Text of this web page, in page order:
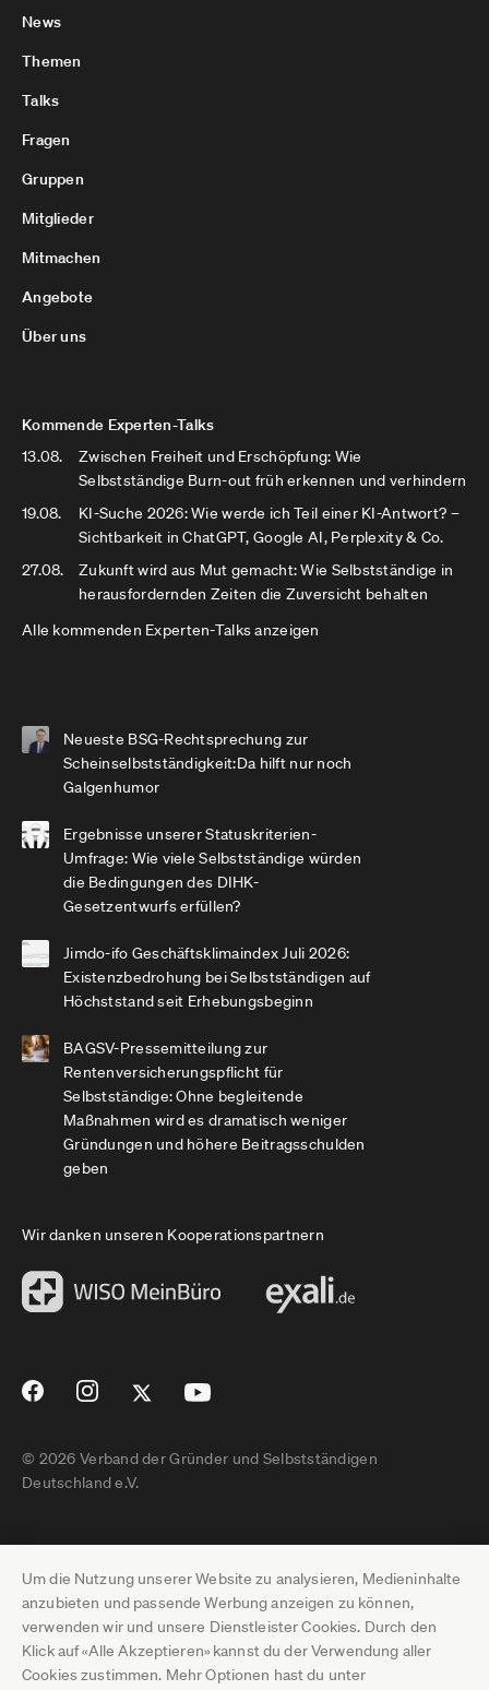
Um die Nutzung unserer Website zu analysieren, Medieninhalte
anzubieten und passende Werbung anzeigen zu können,
verwenden wir und unsere Dienstleister Cookies. Durch den
Klick auf «Alle Akzeptieren» kannst du der Verwendung aller
Cookies zustimmen. Mehr Optionen hast du unter
News
Themen
Talks
Fragen
Gruppen
Mitglieder
Mitmachen
Angebote
Über uns
Kommende Experten-Talks
13.08.
Zwischen Freiheit und Erschöpfung: Wie
Selbstständige Burn-out früh erkennen und verhindern
19.08.
KI-Suche 2026: Wie werde ich Teil einer KI-Antwort? –
Sichtbarkeit in ChatGPT, Google AI, Perplexity & Co.
27.08.
Zukunft wird aus Mut gemacht: Wie Selbstständige in
herausfordernden Zeiten die Zuversicht behalten
Alle kommenden Experten-Talks anzeigen
Neueste BSG-Rechtsprechung zur
Scheinselbstständigkeit:Da hilft nur noch
Galgenhumor
Ergebnisse unserer Statuskriterien-
Umfrage: Wie viele Selbstständige würden
die Bedingungen des DIHK-
Gesetzentwurfs erfüllen?
Jimdo-ifo Geschäftsklimaindex Juli 2026:
Existenzbedrohung bei Selbstständigen auf
Höchststand seit Erhebungsbeginn
BAGSV-Pressemitteilung zur
Rentenversicherungspflicht für
Selbstständige: Ohne begleitende
Maßnahmen wird es dramatisch weniger
Gründungen und höhere Beitragsschulden
geben
Wir danken unseren Kooperationspartnern
© 2026 Verband der Gründer und Selbstständigen
Deutschland e.V.
Impressum
Datenschutz
Pressebereich